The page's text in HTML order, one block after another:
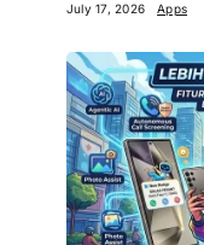
July 17, 2026 Apps